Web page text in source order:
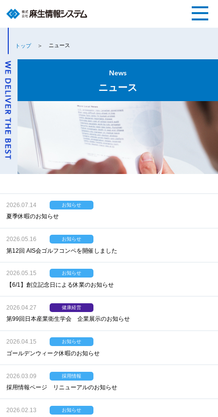
トップ ニュース
News
ニュース
2026.07.14 お知らせ
夏季休暇のお知らせ
2026.05.16 お知らせ
第12回 AIS会ゴルフコンペを開催しました
2026.05.15 お知らせ
【6/1】創立記念日による休業のお知らせ
2026.04.27 健康経営
第99回日本産業衛生学会 企業展示のお知らせ
2026.04.15 お知らせ
ゴールデンウィーク休暇のお知らせ
2026.03.09 採用情報
採用情報ページ リニューアルのお知らせ
2026.02.13 お知らせ